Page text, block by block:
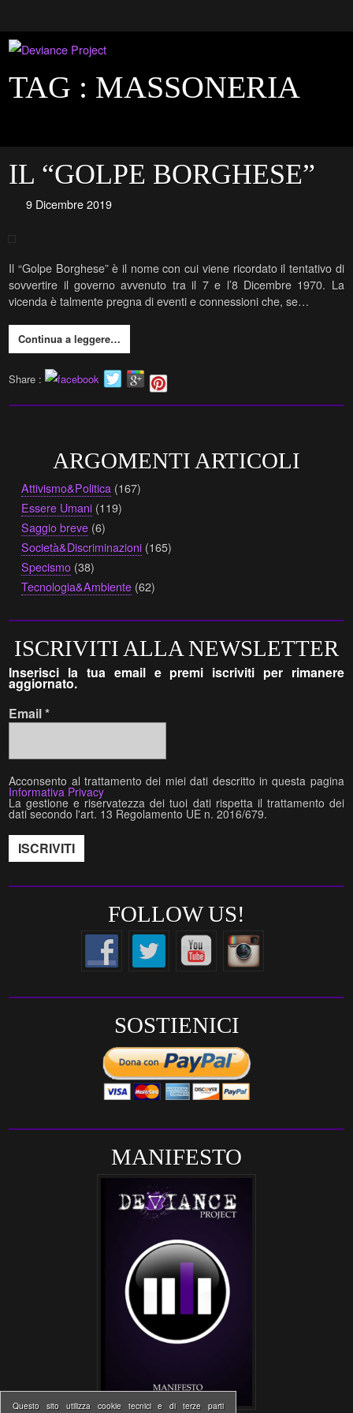
TAG : MASSONERIA
IL “GOLPE BORGHESE”
9 Dicembre 2019
Il “Golpe Borghese” è il nome con cui viene ricordato il tentativo di
sovvertire il governo avvenuto tra il 7 e l’8 Dicembre 1970. La
vicenda è talmente pregna di eventi e connessioni che, se…
Continua a leggere…
Share :
ARGOMENTI ARTICOLI
Attivismo&Politica (167)
Essere Umani (119)
Saggio breve (6)
Società&Discriminazioni (165)
Specismo (38)
Tecnologia&Ambiente (62)
ISCRIVITI ALLA NEWSLETTER
Inserisci la tua email e premi iscriviti per rimanere
aggiornato.
Email*
Acconsento al trattamento dei miei dati descritto in questa pagina
Informativa Privacy
La gestione e riservatezza dei tuoi dati rispetta il trattamento dei
dati secondo l'art. 13 Regolamento UE n. 2016/679.
FOLLOW US!
SOSTIENICI
MANIFESTO
Questo sito utilizza cookie tecnici e di terze parti